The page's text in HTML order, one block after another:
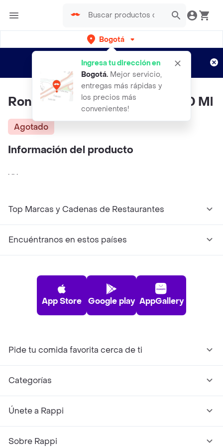
Bogotá
Ingresa tu dirección en
Bogotá. Mejor servicio,
entregas más rápidas y
los precios más
convenientes!
envíos gratis por semanas
Aplican TyC
Ron Viejo De Caldas Botella 750 Ml
Agotado
Información del producto
. .. .
Top Marcas y Cadenas de Restaurantes
Encuéntranos en estos países
App Store Google play AppGallery
Pide tu comida favorita cerca de ti
Categorías
Únete a Rappi
Sobre Rappi